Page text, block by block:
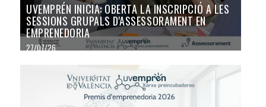
UVEMPRÉN INICIA: OBERTA LA INSCRIPCIÓ A LES
SESSIONS GRUPALS D'ASSESSORAMENT EN
EMPRENEDORIA
27/07/26